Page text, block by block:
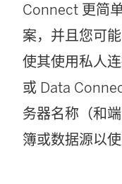
Connect 更简
案，并且您可
使其使用私人
或 Data
务器名称（和
簿或数据源以使